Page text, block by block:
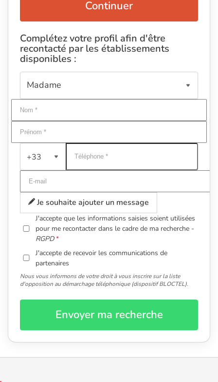
Continuer
Complétez votre profil afin d'être
recontacté par les établissements
disponibles :
+33
Je souhaite ajouter un message
J'accepte que les informations saisies soient utilisées
pour me recontacter dans le cadre de ma recherche -
RGPD
J'accepte de recevoir les communications de
partenaires
Nous vous informons de votre droit à vous inscrire sur la liste
d'opposition au démarchage téléphonique (dispositif BLOCTEL).
Envoyer ma recherche